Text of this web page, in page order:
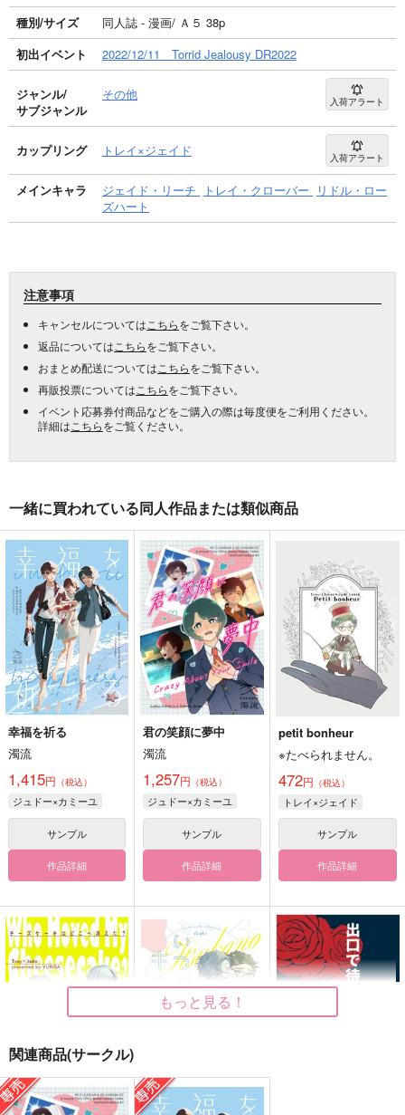
種別/サイズ
同人誌 - 漫画/ Ａ５ 38p
初出イベント
2022/12/11 Torrid Jealousy DR2022
ジャンル/
サブジャンル
その他 入荷アラート
カップリング トレイ×ジェイド 入荷アラート
メインキャラ ジェイド・リーチ トレイ・クローバー
リドル・ロー
ズハート
注意事項
キャンセルについては こちらをご覧下さい。
返品については こちらをご覧下さい。
おまとめ配送については こちらをご覧下さい。
再販投票については こちらをご覧下さい。
イベント応募券付商品などをご購入の際は毎度便をご利用ください。
詳細は こちらをご覧ください。
一緒に買われている同人作品または類似商品
幸福を祈る
濁流
1,415円 （税込）
ジュドー×カミーユ
サンプル
作品詳細
君の笑顔に夢中
濁流
1,257円 （税込）
ジュドー×カミーユ
サンプル
作品詳細
petit bonheur
※たべられません。
472円 （税込）
トレイ×ジェイド
サンプル
作品詳細
チーズケーキはどこへ
いつかキミに。
もっと見る！
関連商品(サークル)